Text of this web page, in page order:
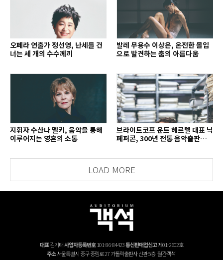
오페라 연출가 정선영, 난세를 건
너는 세 개의 수수께끼
발레 무용수 이상은, 온전한 몰입
으로 발견하는 춤의 아름다움
지휘자 수산나 멜키, 음악을 통해
이루어지는 영혼의 소통
브라이트코프 운트 헤르텔 대표 닉
페퍼콘, 300년 전통 음악출판사의
LOAD MORE
대표김기태사업자등록번호101-86-84423통신판매업신고제01-2602호
주소서울특별시 중구 중림로 27 가톨릭출판사 신관 5층 '월간객석'